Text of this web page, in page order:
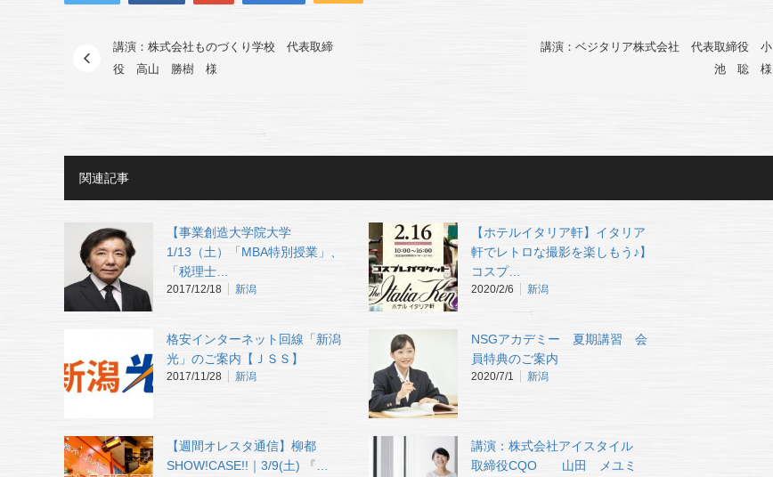
講演：株式会社ものづくり学校 代表取締
役 高山 勝樹 様
講演：ベジタリア株式会社 代表取締役 小
池 聡 様
関連記事
【事業創造大学院大学
1/13（土）「MBA特別授業」、
「税理士…
2017/12/18 新潟
【ホテルイタリア軒】イタリア
軒でレトロな撮影を楽しもう♪】
コスプ…
2020/2/6 新潟
格安インターネット回線「新潟
光」のご案内【ＪＳＳ】
2017/11/28 新潟
NSGアカデミー 夏期講習 会
員特典のご案内
2020/7/1 新潟
【週間オレスタ通信】柳都
SHOW!CASE!!｜3/9(土) 『…
講演：株式会社アイスタイル
取締役CQO 山田 メユミ